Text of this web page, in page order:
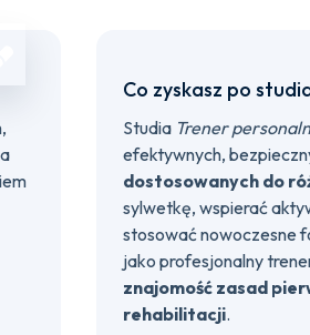
Co zyskasz po
Studia Trener
efektywnych,
dostosowanych do
sylwetkę, wspierać
stosować nowoczesne
jako profesjonalny
znajomość zasad
rehabilitacji.